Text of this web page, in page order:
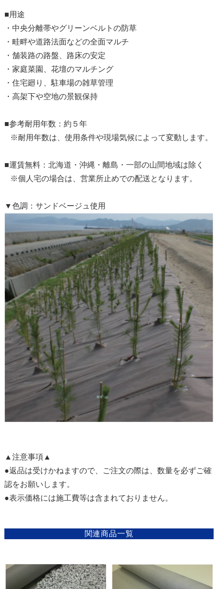
■用途
・中央分離帯やグリーンベルトの防草
・畦畔や道路法面などの全面マルチ
・舗装路の路盤、路床の安定
・家庭菜園、花壇のマルチング
・住宅廻り、駐車場の雑草管理
・高架下や空地の景観保持
■参考耐用年数：約５年
※耐用年数は、使用条件や現場気候によって変動します。
■運賃無料：北海道・沖縄・離島・一部の山間地域は除く
※個人宅の場合は、営業所止めでの配送となります。
▼色調：サンドベージュ使用
▲注意事項▲
●返品は受けかねますので、ご注文の際は、数量を必ずご確
認をお願いします。
●表示価格には施工費等は含まれておりません。
関連商品一覧